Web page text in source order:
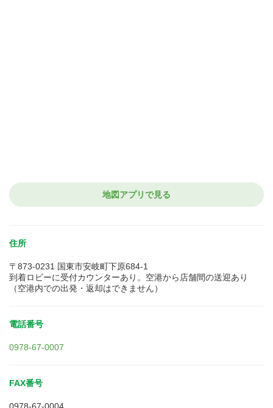
地図アプリで見る
住所
〒873-0231 国東市安岐町下原684-1
到着ロビーに受付カウンターあり。空港から店舗間の送迎あり
（空港内での出発・返却はできません）
電話番号
0978-67-0007
FAX番号